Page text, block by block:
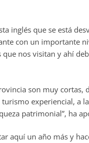
inglés que se está
con un importante
nos visitan y ahí
son muy cortas,
experiencial, a
patrimonial”, ha
aquí un año más y